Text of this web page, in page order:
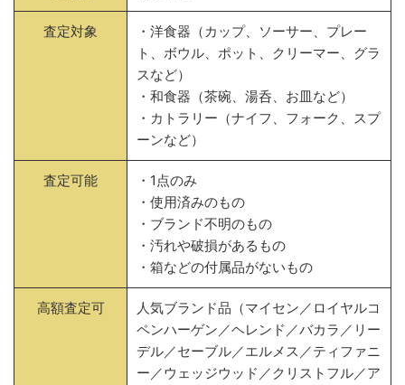
査定対象
・洋食器（カップ、ソーサー、プレー
ト、ボウル、ポット、クリーマー、グラ
スなど）
・和食器（茶碗、湯呑、お皿など）
・カトラリー（ナイフ、フォーク、スプ
ーンなど）
査定可能
・1点のみ
・使用済みのもの
・ブランド不明のもの
・汚れや破損があるもの
・箱などの付属品がないもの
高額査定可
人気ブランド品（マイセン／ロイヤルコ
ペンハーゲン／ヘレンド／バカラ／リー
デル／セーブル／エルメス／ティファニ
ー／ウェッジウッド／クリストフル／ア